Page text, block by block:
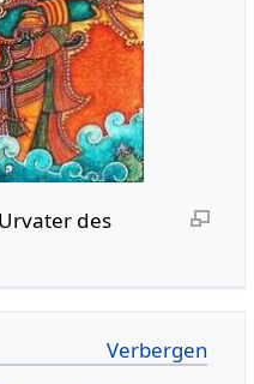
des